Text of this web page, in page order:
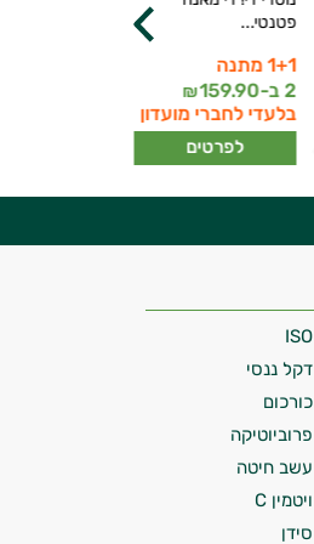
פטנטי...
1+1 מתנה
2 ב-
159.90
₪
בלעדי לחברי מועדון
לפרטים
ISO
דקל ננסי
כורכום
פרוביוטיקה
עשב חיטה
ויטמין C
סידן